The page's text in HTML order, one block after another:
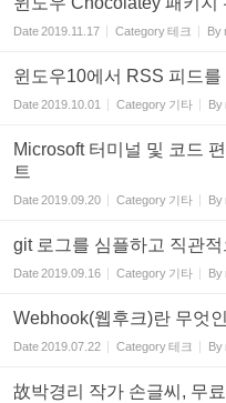
Date2019.11.17 Category테크 By
윈도우10에서 RSS 피드를
Date2019.10.01 Category 기타 By
Microsoft 터미널 및 코드
트
Date2019.09.20 Category 기타 By
git 로그를 심플하고 직관적
Date2019.09.16 Category 기타 By
Webhook(웹후크)란 무엇
Date2019.07.22 Category테크 By
故박경리 작가 손글씨, 무